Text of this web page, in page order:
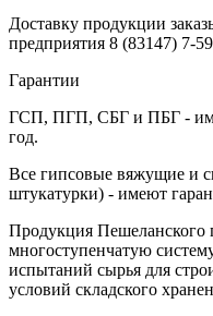
Доставку продукции
предприятия 8 (83147) 7-
Гарантии
ГСП, ПГП, СБГ и ПБГ -
год.
Все гипсовые вяжущие и
штукатурки) - имеют
Продукция Пешеланского
многоступенчатую
испытаний сырья для
условий складского